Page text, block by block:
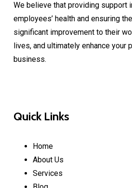
We believe that providing support
employees’ health and ensuring
significant improvement to their
lives, and ultimately enhance your
business.
Quick Links
Home
About Us
Services